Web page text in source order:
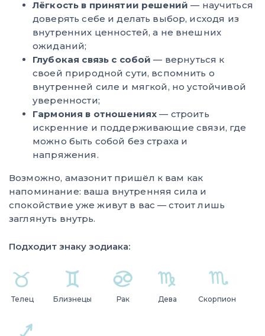
Лёгкость в принятии решений — научиться
доверять себе и делать выбор, исходя из
внутренних ценностей, а не внешних
ожиданий;
Глубокая связь с собой — вернуться к
своей природной сути, вспомнить о
внутренней силе и мягкой, но устойчивой
уверенности;
Гармония в отношениях — строить
искренние и поддерживающие связи, где
можно быть собой без страха и
напряжения.
Возможно, амазонит пришёл к вам как
напоминание: ваша внутренняя сила и
спокойствие уже живут в вас — стоит лишь
заглянуть внутрь.
Подходит знаку зодиака:
Телец Близнецы Рак Дева Скорпион